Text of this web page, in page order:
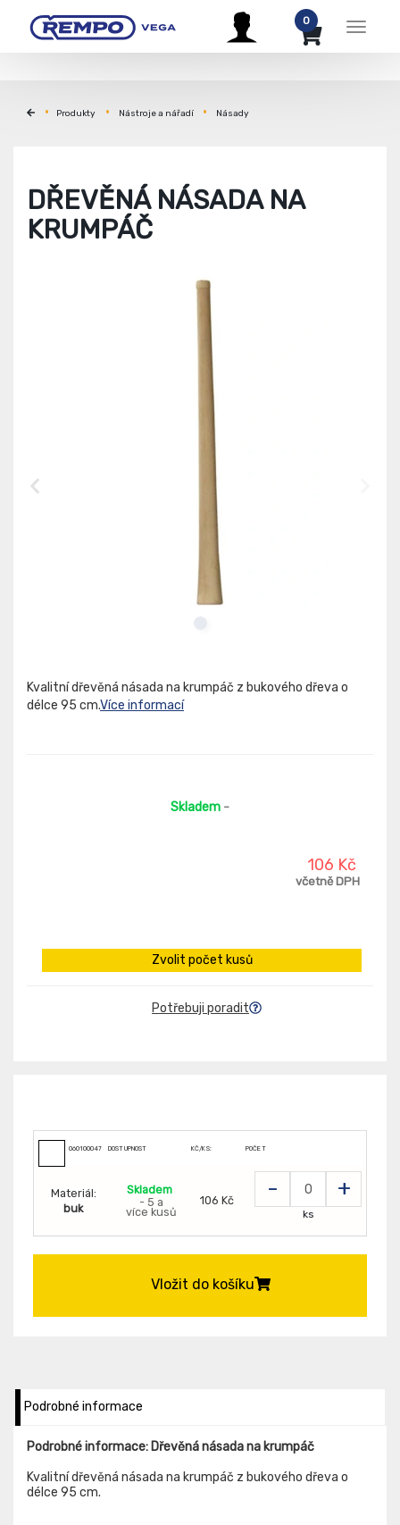
Menu
0
Produkty Nástroje a nářadí Násady
DŘEVĚNÁ NÁSADA NA
KRUMPÁČ
Kvalitní dřevěná násada na krumpáč z bukového dřeva o
délce 95 cm.Více informací
Skladem -
106 Kč
včetně DPH
Zvolit počet kusů
Potřebuji poradit
060100047 DOSTUPNOST KČ/KS: POČET
Materiál:
buk
Skladem
- 5 a
více kusů
106 Kč - +
ks
Vložit do košíku
Podrobné informace
Podrobné informace: Dřevěná násada na krumpáč
Kvalitní dřevěná násada na krumpáč z bukového dřeva o
délce 95 cm.